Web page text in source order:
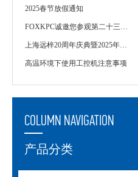
2025春节放假通知
高温环境下使用工控机注意事项
COLUMN NAVIGATION
产品分类